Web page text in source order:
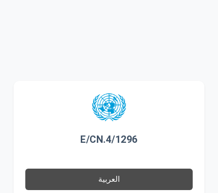
E/CN.4/1296
العربية